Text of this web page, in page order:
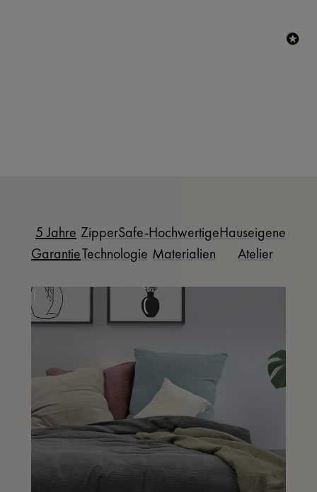
5 Jahre
Garantie
ZipperSafe-
Technologie
Hochwertige
Materialien
Hauseigenes
Atelier